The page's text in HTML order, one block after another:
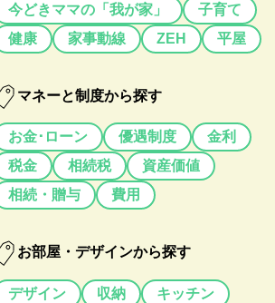
今どきママの「我が家」
子育て
健康
家事動線 ZEH 平屋
マネーと制度から探す
お金･ローン 優遇制度
金利
税金
相続税
資産価値
相続・贈与
費用
お部屋・デザインから探す
デザイン 収納
キッチン